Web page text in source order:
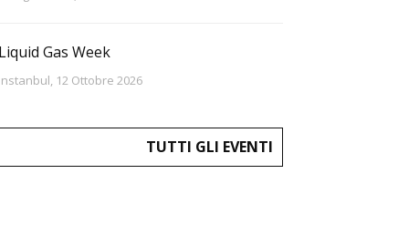
Gas Week
12 Ottobre 2026
TUTTI GLI EVENTI